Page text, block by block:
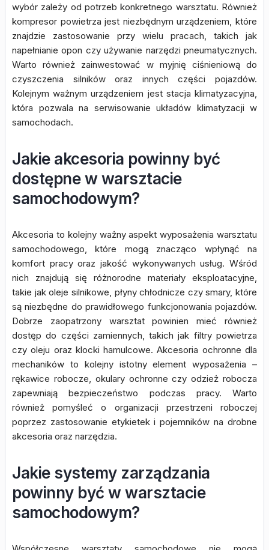
wybór zależy od potrzeb konkretnego warsztatu. Również
kompresor powietrza jest niezbędnym urządzeniem, które
znajdzie zastosowanie przy wielu pracach, takich jak
napełnianie opon czy używanie narzędzi pneumatycznych.
Warto również zainwestować w myjnię ciśnieniową do
czyszczenia silników oraz innych części pojazdów.
Kolejnym ważnym urządzeniem jest stacja klimatyzacyjna,
która pozwala na serwisowanie układów klimatyzacji w
samochodach.
Jakie akcesoria powinny być
dostępne w warsztacie
samochodowym?
Akcesoria to kolejny ważny aspekt wyposażenia warsztatu
samochodowego, które mogą znacząco wpłynąć na
komfort pracy oraz jakość wykonywanych usług. Wśród
nich znajdują się różnorodne materiały eksploatacyjne,
takie jak oleje silnikowe, płyny chłodnicze czy smary, które
są niezbędne do prawidłowego funkcjonowania pojazdów.
Dobrze zaopatrzony warsztat powinien mieć również
dostęp do części zamiennych, takich jak filtry powietrza
czy oleju oraz klocki hamulcowe. Akcesoria ochronne dla
mechaników to kolejny istotny element wyposażenia –
rękawice robocze, okulary ochronne czy odzież robocza
zapewniają bezpieczeństwo podczas pracy. Warto
również pomyśleć o organizacji przestrzeni roboczej
poprzez zastosowanie etykietek i pojemników na drobne
akcesoria oraz narzędzia.
Jakie systemy zarządzania
powinny być w warsztacie
samochodowym?